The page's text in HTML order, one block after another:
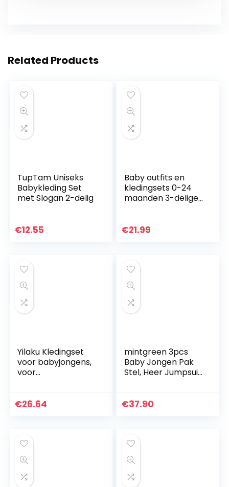
Related Products
TupTam Uniseks
Babykleding Set
met Slogan 2-delig
€12.55
Baby outfits en
kledingsets 0-24
maanden 3-delige
capuchon +
€21.99
Yilaku Kledingset
voor babyjongens,
voor
shirttop, bretels,
€26.64
mintgreen 3pcs
Baby Jongen Pak
Stel, Heer Jumpsuit
Vlinderdas en
€37.90